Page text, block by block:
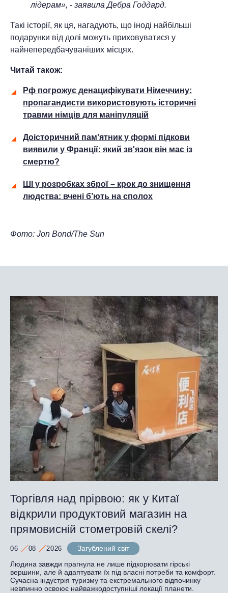
лідерам», - заявила Дебра Годдард.
Такі історії, як ця, нагадують, що іноді найбільші
подарунки від долі можуть приховуватися у
найнепередбачуваніших місцях.
Читай також:
Рф погрожує денацифікувати Німеччину:
пропагандисти використовують історичні
травми німців для маніпуляцій
Доісторичний пам'ятник у формі підкови
виявили у Франції: який зв'язок він має із
смертю?
ШІ у розробках зброї – крок до знищення
людства: вчені б’ють на сполох
Фото: Jon Bond/The Sun
Торгівля над прірвою: як у Китаї
відкрили продуктовий магазин на
прямовисній стометровій скелі?
06 08 2026
Загублений світ
Людина завжди прагнула не лише підкорювати гірські
вершини, але й адаптувати їх під власні потреби та комфорт.
Сучасна індустрія туризму та екстремального відпочинку
невпинно освоює найважкодоступніші локації планети.